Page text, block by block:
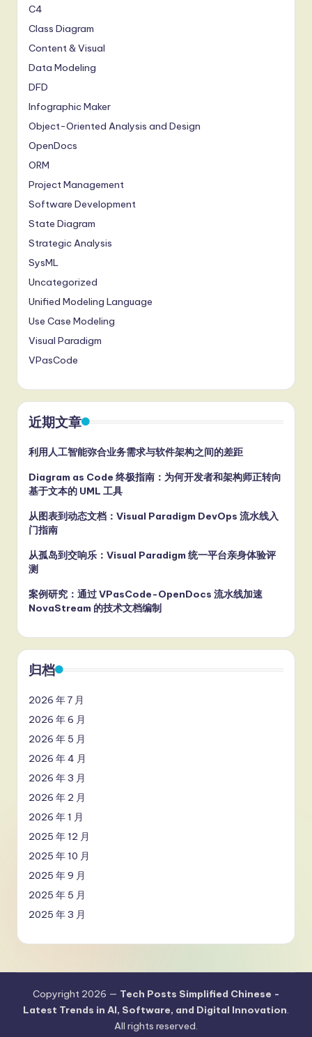
C4
Class Diagram
Content & Visual
Data Modeling
DFD
Infographic Maker
Object-Oriented Analysis and Design
OpenDocs
ORM
Project Management
Software Development
State Diagram
Strategic Analysis
SysML
Uncategorized
Unified Modeling Language
Use Case Modeling
Visual Paradigm
VPasCode
近期文章
利用人工智能弥合业务需求与软件架构之间的差距
Diagram as Code 终极指南：为何开发者和架构师正转向
基于文本的 UML 工具
从图表到动态文档：Visual Paradigm DevOps 流水线入
门指南
从孤岛到交响乐：Visual Paradigm 统一平台亲身体验评
测
案例研究：通过 VPasCode-OpenDocs 流水线加速
NovaStream 的技术文档编制
归档
2026 年 7 月
2026 年 6 月
2026 年 5 月
2026 年 4 月
2026 年 3 月
2026 年 2 月
2026 年 1 月
2025 年 12 月
2025 年 10 月
2025 年 9 月
2025 年 5 月
2025 年 3 月
Copyright 2026 — Tech Posts Simplified Chinese -
Latest Trends in AI, Software, and Digital Innovation.
All rights reserved.